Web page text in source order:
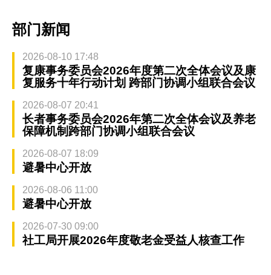
部门新闻
2026-08-10 17:48
复康事务委员会2026年度第二次全体会议及康
复服务十年行动计划 跨部门协调小组联合会议
2026-08-07 20:41
长者事务委员会2026年第二次全体会议及养老
保障机制跨部门协调小组联合会议
2026-08-07 18:09
避暑中心开放
2026-08-06 11:00
避暑中心开放
2026-07-30 09:00
社工局开展2026年度敬老金受益人核查工作